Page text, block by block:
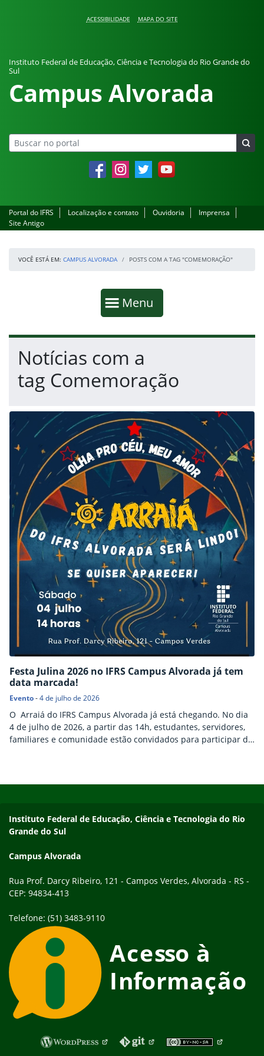
ACESSIBILIDADE MAPA DO SITE
Instituto Federal de Educação, Ciência e Tecnologia do Rio Grande do
Sul
Campus Alvorada
FacebookInstagramTwitter YouTube
Portal do IFRS Localização e contato Ouvidoria
Imprensa
Site Antigo
VOCÊ ESTÁ EM: CAMPUS ALVORADA POSTS COM A TAG "COMEMORAÇÃO"
Mostrar
Menu
Fim da navegação
Início do conteúdo
Notícias com a
tag Comemoração
Festa Julina 2026 no IFRS Campus Alvorada já tem
data marcada!
Evento-4 de julho de 2026
O Arraiá do IFRS Campus Alvorada já está chegando. No dia
4 de julho de 2026, a partir das 14h, estudantes, servidores,
familiares e comunidade estão convidados para participar da
Endereço
Instituto Federal de Educação, Ciência e Tecnologia do Rio
Grande do Sul
Campus Alvorada
Rua Prof. Darcy Ribeiro, 121 - Campos Verdes, Alvorada - RS -
CEP: 94834-413
Telefone: (51) 3483-9110